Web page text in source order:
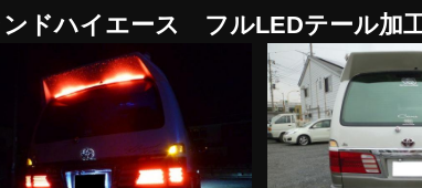
ドハイエース フルLEDテール加工